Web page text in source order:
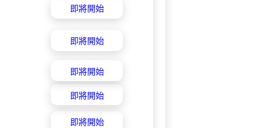
即將開始
即將開始
即將開始
即將開始
即將開始